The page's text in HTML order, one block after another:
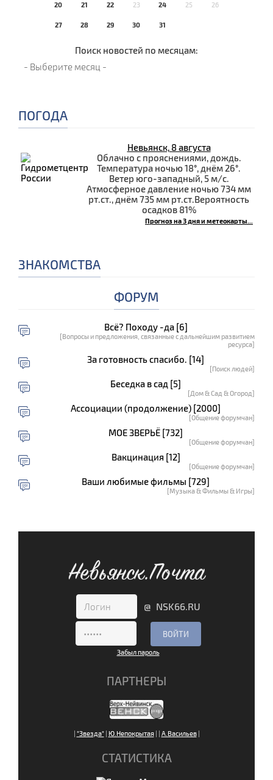
20 21 22 23 24 25 26
27 28 29 30 31
Поиск новостей по месяцам:
ПОГОДА
Невьянск, 8 августа
Облачно с прояснениями, дождь.
Температура ночью 18°, днём 26°.
Ветер юго-западный, 5 м/с.
Атмосферное давление ночью 734 мм
рт.ст., днём 735 мм рт.ст.Вероятность
осадков 81%
Прогноз на 3 дня и метеокарты...
ЗНАКОМСТВА
ФОРУМ
Всё? Походу -да [6]
[Вопросы и предложения, связанные с дальнейшим развитием
ресурса]
За готовность спасибо. [14]
[Поиск людей]
Беседка в сад [5]
[Дом & Сад & Огород]
Ассоциации (продолжение) [2000]
[Общение форумчан]
МОЕ ЗВЕРЬЁ [732]
[Общение форумчан]
Вакцинация [12]
[Общение форумчан]
Ваши любимые фильмы [729]
[Музыка & Фильмы & Игры]
Невьянск.Почта
@ NSK66.RU
Забыл пароль
ПАРТНЕРЫ
| "Звезда"| Ю.Непокрытая| | А.Васильев|
СТАТИСТИКА